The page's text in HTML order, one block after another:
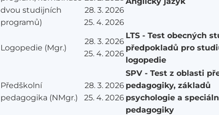
dvou studijních
programů)
28. 3. 2026
25. 4. 2026
Logopedie (Mgr.)
28. 3. 2026
25. 4. 2026
LTS - Test obecných
předpokladů pro
logopedie
Předškolní
pedagogika (NMgr.)
28. 3. 2026
25. 4. 2026
SPV - Test z oblasti
pedagogiky, základů
psychologie a
pedagogiky